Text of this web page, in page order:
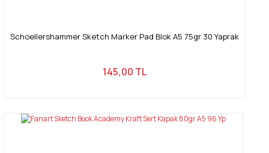
Schoellershammer Sketch Marker Pad Blok A5 75gr 30 Yaprak
145,00 TL